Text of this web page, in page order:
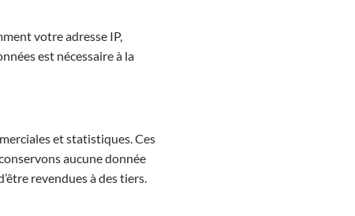
votre adresse IP,
est nécessaire à la
et statistiques. Ces
aucune donnée
revendues à des tiers.